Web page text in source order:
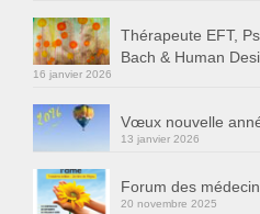
Thérapeute EFT,
Bach & Human
16 janvier 2026
Vœux nouvelle
13 janvier 2026
Forum des
20 novembre 2025